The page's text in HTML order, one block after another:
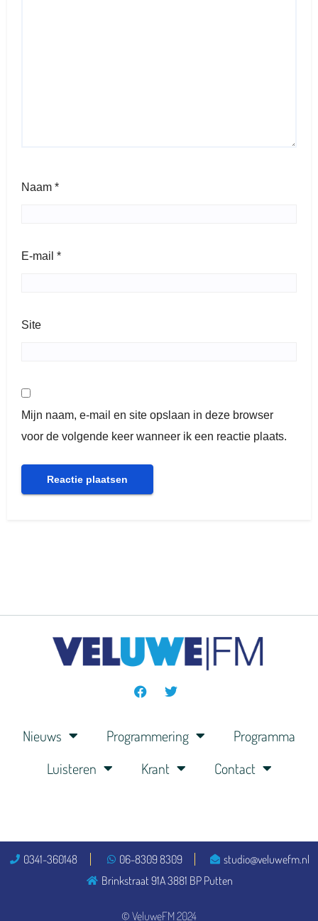
Naam *
E-mail *
Site
Mijn naam, e-mail en site opslaan in deze browser
voor de volgende keer wanneer ik een reactie plaats.
Nieuws Programmering
Programma
Luisteren
Krant Contact
© VeluweFM 2024
0341-360148 06-8309 8309
studio@veluwefm.nl
Brinkstraat 91A 3881 BP Putten